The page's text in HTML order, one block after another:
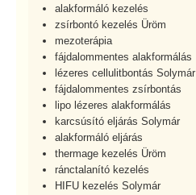
alakformáló kezelés
zsírbontó kezelés Üröm
mezoterápia
fájdalommentes alakformálás
lézeres cellulitbontás Solymár
fájdalommentes zsírbontás
lipo lézeres alakformálás
karcsúsító eljárás Solymár
alakformáló eljárás
thermage kezelés Üröm
ránctalanító kezelés
HIFU kezelés Solymár